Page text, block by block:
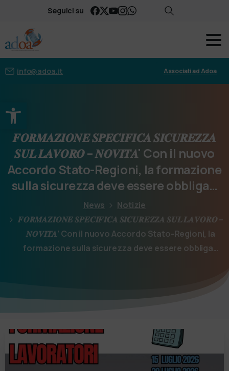
Apri la barra degli strumenti
Seguici su
info@adoa.it Associati ad Adoa
𝑭𝑶𝑹𝑴𝑨𝒁𝑰𝑶𝑵𝑬𝑺𝑷𝑬𝑪𝑰𝑭𝑰𝑪𝑨𝑺𝑰𝑪𝑼𝑹𝑬𝒁𝒁𝑨
𝑺𝑼𝑳𝑳𝑨𝑽𝑶𝑹𝑶–𝑵𝑶𝑽𝑰𝑻𝑨' Con il nuovo
AccordoStato-Regioni, laformazione
sullasicurezzadeveessereobbliga…
News
Notizie
𝑭𝑶𝑹𝑴𝑨𝒁𝑰𝑶𝑵𝑬 𝑺𝑷𝑬𝑪𝑰𝑭𝑰𝑪𝑨 𝑺𝑰𝑪𝑼𝑹𝑬𝒁𝒁𝑨 𝑺𝑼𝑳 𝑳𝑨𝑽𝑶𝑹𝑶 –
𝑵𝑶𝑽𝑰𝑻𝑨’ Con il nuovo Accordo Stato-Regioni, la
formazione sulla sicurezza deve essere obbliga…